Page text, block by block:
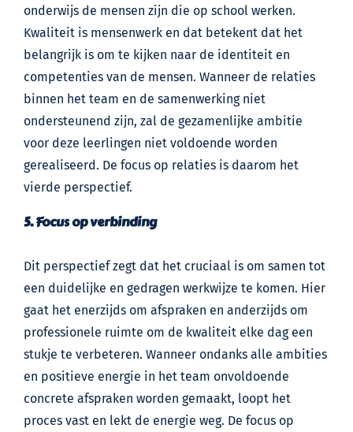
onderwijs de mensen zijn die op school werken.
Kwaliteit is mensenwerk en dat betekent dat het
belangrijk is om te kijken naar de identiteit en
competenties van de mensen. Wanneer de relaties
binnen het team en de samenwerking niet
ondersteunend zijn, zal de gezamenlijke ambitie
voor deze leerlingen niet voldoende worden
gerealiseerd. De focus op relaties is daarom het
vierde perspectief.
5. Focus op verbinding
Dit perspectief zegt dat het cruciaal is om samen tot
een duidelijke en gedragen werkwijze te komen. Hier
gaat het enerzijds om afspraken en anderzijds om
professionele ruimte om de kwaliteit elke dag een
stukje te verbeteren. Wanneer ondanks alle ambities
en positieve energie in het team onvoldoende
concrete afspraken worden gemaakt, loopt het
proces vast en lekt de energie weg. De focus op